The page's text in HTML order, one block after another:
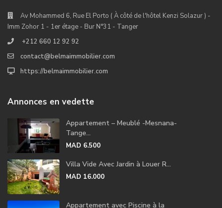
Av Mohammed 6, Rue El Porto ( À côté de l'hôtel Kenzi Solazur ) -
Imm Zohor 1 - 1er étage - Bur N°31 - Tanger
+212 660 12 92 92
contact@belmaimmobilier.com
https://belmaimmobilier.com
Annonces en vedette
Appartement – Meublé -Mesnana-
Tange...
MAD 6.500
Villa Vide Avec Jardin à Louer R...
MAD 16.000
Appartement avec Piscine à la